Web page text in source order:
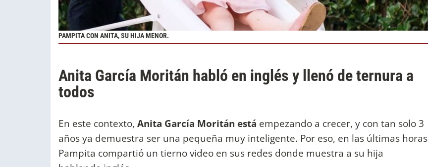
PAMPITA CON ANITA, SU HIJA MENOR.
Anita García Moritán habló en inglés y llenó de ternura a
todos
En este contexto, Anita García Moritán está empezando a crecer, y con tan solo 3
años ya demuestra ser una pequeña muy inteligente. Por eso, en las últimas horas
Pampita compartió un tierno video en sus redes donde muestra a su hija